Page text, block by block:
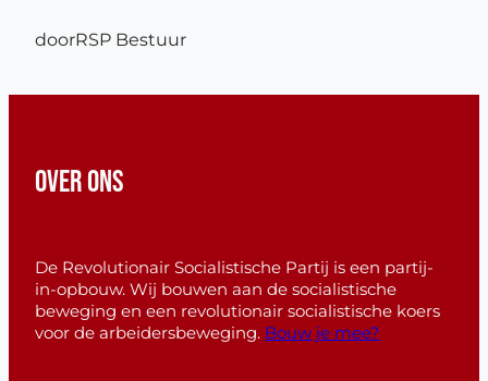
doorRSP Bestuur
OVER ONS
De Revolutionair Socialistische Partij is een partij-
in-opbouw. Wij bouwen aan de socialistische
beweging en een revolutionair socialistische koers
voor de arbeidersbeweging. Bouw je mee?